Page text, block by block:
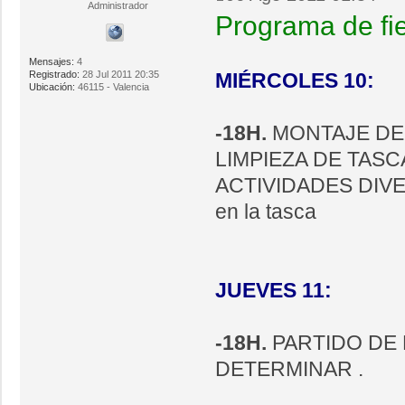
Administrador
Mensajes: 4
Registrado: 28 Jul 2011 20:35
Ubicación: 46115 - Valencia
Programa de
MIÉRCOLES 10:
-18H. MONTAJE
LIMPIEZA DE
ACTIVIDADES
en la tasca
JUEVES 11:
-18H. PARTIDO
DETERMINAR .